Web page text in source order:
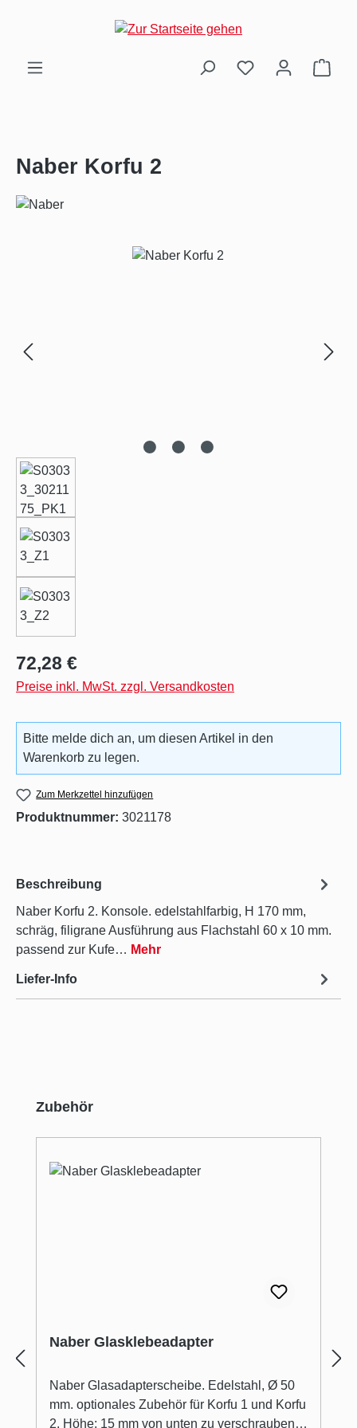
Zum Hauptinhalt springen
Naber Korfu 2
Bildergalerie überspringen
Regulärer Preis:
72,28 €
Preise inkl. MwSt. zzgl. Versandkosten
Bitte melde dich an, um diesen Artikel in den
Warenkorb zu legen.
Zum Merkzettel hinzufügen
Produktnummer: 3021178
Beschreibung
Naber Korfu 2. Konsole. edelstahlfarbig, H 170 mm,
schräg, filigrane Ausführung aus Flachstahl 60 x 10 mm.
passend zur Kufe… Mehr
Liefer-Info
Produktgalerie überspringen
Zubehör
Naber Glasklebeadapter
Naber Glasadapterscheibe. Edelstahl, Ø 50
mm. optionales Zubehör für Korfu 1 und Korfu
2. Höhe: 15 mm von unten zu verschrauben